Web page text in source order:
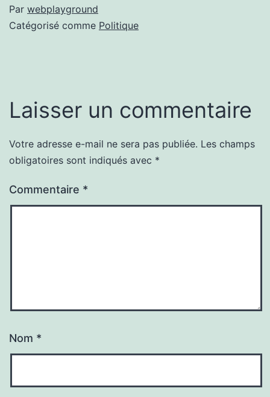
Par webplayground
Catégorisé comme Politique
Laisser un commentaire
Votre adresse e-mail ne sera pas publiée. Les champs
obligatoires sont indiqués avec *
Commentaire *
Nom *